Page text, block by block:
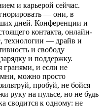
и карьерой сейчас.
— они, в
дней. Конференции и
контакта, онлайн-
технологии — драйв и
и свободу
и поддержку.
и если не
можно просто
пробуй, не бойся
руку на пульсе, но не будь
сводится к одному: не